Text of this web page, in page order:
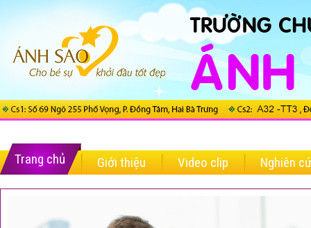
Trang chủ Giới thiệu Video clip Nghiên